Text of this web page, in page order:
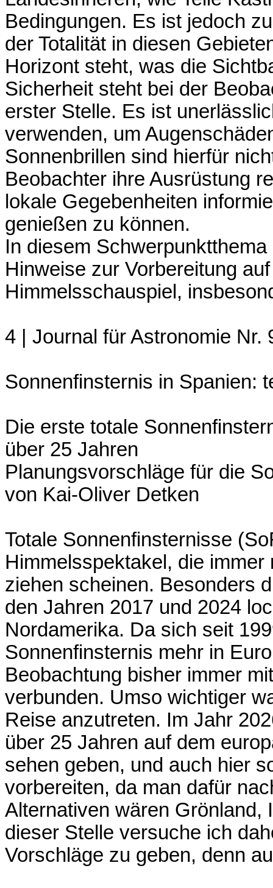
Bedingungen. Es ist jedoch
der Totalität in diesen
Horizont steht, was die
Sicherheit steht bei der
erster Stelle. Es ist
verwenden, um
Sonnenbrillen sind hierfür
Beobachter ihre Ausrüstung
lokale Gegebenheiten
genießen zu können.
In diesem
Hinweise zur Vorbereitung
Himmelsschauspiel,
4 | Journal für Astronomie Nr.
Sonnenfinsternis in Spanien:
Die erste totale
über 25 Jahren
Planungsvorschläge für die
von Kai-Oliver Detken
Totale Sonnenfinsternisse
Himmelsspektakel, die
ziehen scheinen. Besonders
den Jahren 2017 und 2024
Nordamerika. Da sich seit
Sonnenfinsternis mehr in
Beobachtung bisher immer
verbunden. Umso wichtiger
Reise anzutreten. Im Jahr
über 25 Jahren auf dem
sehen geben, und auch hier
vorbereiten, da man dafür
Alternativen wären Grönland,
dieser Stelle versuche ich
Vorschläge zu geben, denn